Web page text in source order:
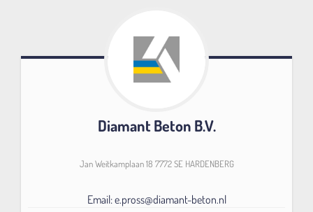
Diamant Beton B.V.
Jan Weitkamplaan 18 7772 SE HARDENBERG
Email: e.pross@diamant-beton.nl